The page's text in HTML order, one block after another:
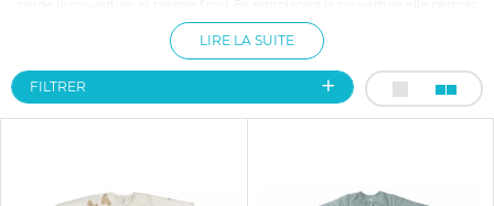
les parents. Faites votre choix parmi notre collection de gigoteuses toute
saison que nous avons spécialement sélectionné pour vous afin
d'accompagner bébé de la naissance à l'enfance.
LIRE LA SUITE
FILTRER